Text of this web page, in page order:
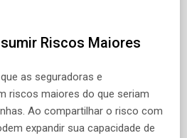
Riscos Maiores
as seguradoras e
riscos maiores do que seriam
Ao compartilhar o risco com
expandir sua capacidade de